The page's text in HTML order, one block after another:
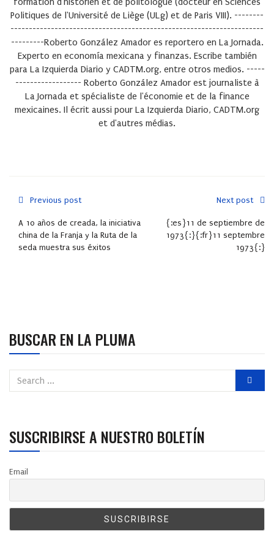
Politiques de l'Université de Liège (ULg) et de Paris VIII). --------
---------------------------------------------------------------------
---------Roberto González Amador es reportero en La Jornada.
Experto en economía mexicana y finanzas. Escribe también
para La Izquierda Diario y CADTM.org, entre otros medios. -----
------------------ Roberto González Amador est journaliste à
La Jornada et spécialiste de l'économie et de la finance
mexicaines. Il écrit aussi pour La Izquierda Diario, CADTM.org
et d'autres médias.
Previous post
A 10 años de creada, la iniciativa
china de la Franja y la Ruta de la
seda muestra sus éxitos
Next post
{:es}11 de septiembre de
1973{:}{:fr}11 septembre
1973{:}
BUSCAR EN LA PLUMA
SUSCRIBIRSE A NUESTRO BOLETÍN
Email